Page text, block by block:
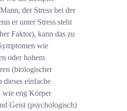
der Stress bei der
er unter Stress steht
Faktor), kann das zu
wie
oder hohem
(biologischer
einfache
wie eng Körper
Geist (psychologisch)